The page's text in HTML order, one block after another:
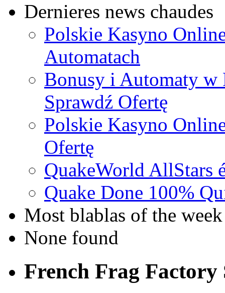
Dernieres news chaudes
Polskie Kasyno
Automatach
Bonusy i Automaty w
Sprawdź Ofertę
Polskie Kasyno
Ofertę
QuakeWorld AllStars
Quake Done 100%
Most blablas of the week
None found
French Frag Factory